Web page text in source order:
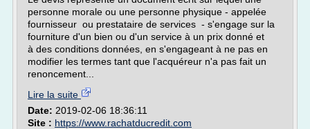
personne morale ou une personne physique - appelée
fournisseur ou prestataire de services - s'engage sur la
fourniture d'un bien ou d'un service à un prix donné et
à des conditions données, en s'engageant à ne pas en
modifier les termes tant que l'acquéreur n'a pas fait un
renoncement...
Lire la suite
Date: 2019-02-06 18:36:11
Site : https://www.rachatducredit.com